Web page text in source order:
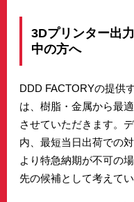
3Dプリンター出
中の方へ
DDD FACTORYの提供
は、樹脂・金属から最
させていただきます。
内、最短当日出荷での
より特急納期が不可の
先の候補として考えて